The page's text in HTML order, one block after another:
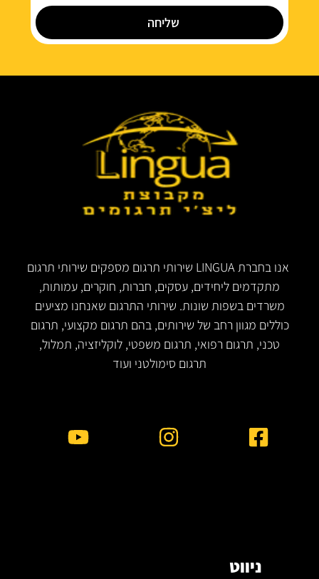
שליחה
אנו בחברת LINGUA שירותי תרגום מספקים שירותי תרגום
מתקדמים ליחידים, עסקים, חברות, חוקרים, עמותות,
משרדים בשפות שונות. שירותי התרגום שאנחנו מציעים
כוללים מגוון רחב של שירותים, בהם תרגום מקצועי, תרגום
טכני, תרגום רפואי, תרגום משפטי, לוקליזציה, תמלול,
תרגום סימולטני ועוד
ניווט